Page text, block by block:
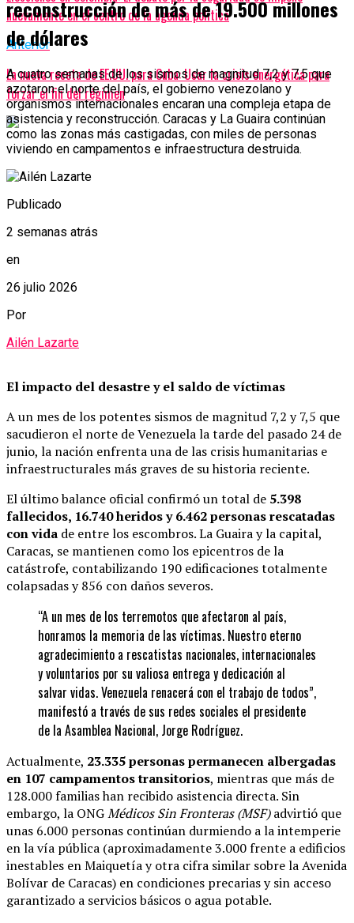
nuevamente en el centro de la agenda política
Anterior
La nueva receta de EE.UU. para Cuba: Usar la crisis energética para
forzar el fin del régimen
reconstrucción de más de 19.500 millones
de dólares
A cuatro semanas de los sismos de magnitud 7,2 y 7,5 que
azotaron el norte del país, el gobierno venezolano y
organismos internacionales encaran una compleja etapa de
asistencia y reconstrucción. Caracas y La Guaira continúan
como las zonas más castigadas, con miles de personas
viviendo en campamentos e infraestructura destruida.
Publicado
2 semanas atrás
en
26 julio 2026
Por
Ailén Lazarte
El impacto del desastre y el saldo de víctimas
A un mes de los potentes sismos de magnitud 7,2 y 7,5 que
sacudieron el norte de Venezuela la tarde del pasado 24 de
junio, la nación enfrenta una de las crisis humanitarias e
infraestructurales más graves de su historia reciente.
El último balance oficial confirmó un total de 5.398
fallecidos, 16.740 heridos y 6.462 personas rescatadas
con vida de entre los escombros. La Guaira y la capital,
Caracas, se mantienen como los epicentros de la
catástrofe, contabilizando 190 edificaciones totalmente
colapsadas y 856 con daños severos.
“A un mes de los terremotos que afectaron al país,
honramos la memoria de las víctimas. Nuestro eterno
agradecimiento a rescatistas nacionales, internacionales
y voluntarios por su valiosa entrega y dedicación al
salvar vidas. Venezuela renacerá con el trabajo de todos”,
manifestó a través de sus redes sociales el presidente
de la Asamblea Nacional, Jorge Rodríguez.
Actualmente, 23.335 personas permanecen albergadas
en 107 campamentos transitorios, mientras que más de
128.000 familias han recibido asistencia directa. Sin
embargo, la ONGMédicos Sin Fronteras (MSF)advirtió que
unas 6.000 personas continúan durmiendo a la intemperie
en la vía pública (aproximadamente 3.000 frente a edificios
inestables en Maiquetía y otra cifra similar sobre la Avenida
Bolívar de Caracas) en condiciones precarias y sin acceso
garantizado a servicios básicos o agua potable.